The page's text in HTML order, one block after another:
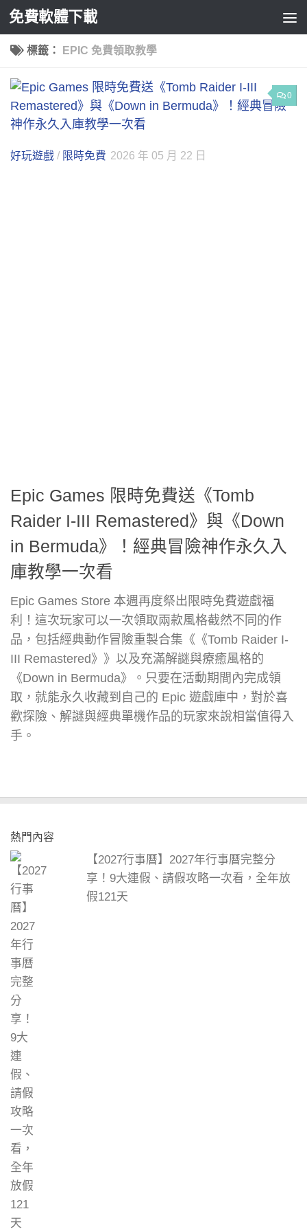
Skip to content
免費軟體下載
標籤： EPIC 免費領取教學
0
好玩遊戲 / 限時免費 2026 年 05 月 22 日
Epic Games 限時免費送《Tomb
Raider I-III Remastered》與《Down
in Bermuda》！經典冒險神作永久入
庫教學一次看
Epic Games Store 本週再度祭出限時免費遊戲福
利！這次玩家可以一次領取兩款風格截然不同的作
品，包括經典動作冒險重製合集《《Tomb Raider I-
III Remastered》》以及充滿解謎與療癒風格的
《Down in Bermuda》。只要在活動期間內完成領
取，就能永久收藏到自己的 Epic 遊戲庫中，對於喜
歡探險、解謎與經典單機作品的玩家來說相當值得入
手。
熱門內容
【2027行事曆】2027年行事曆完整分
享！9大連假、請假攻略一次看，全年放
假121天